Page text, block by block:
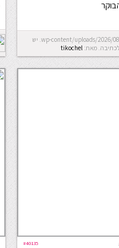
Error: לא ניתן ליצור את התיקייה wp-content/uploads/2026/08. יש
מאת: tikochel
#40135